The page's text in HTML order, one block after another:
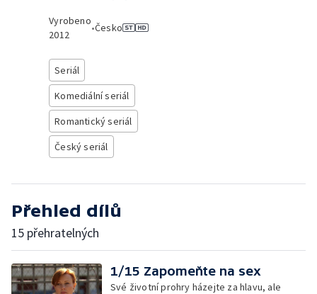
Vyrobeno
2012
•Česko
Seriál
Komediální seriál
Romantický seriál
Český seriál
Přehled dílů
15 přehratelných
1/15 Zapomeňte na sex
Své životní prohry házejte za hlavu, ale